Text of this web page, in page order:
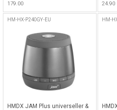
179.00 24.90
HM-HX-P240GY-EU
HMDX JAM Plus universeller &
HM-